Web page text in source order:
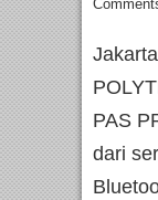
PAS
dari